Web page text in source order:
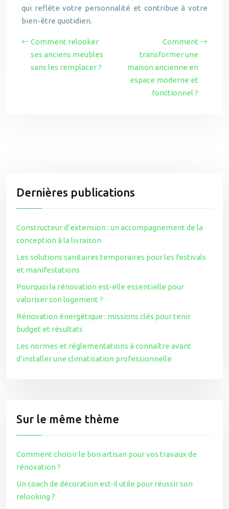
qui reflète votre personnalité et contribue à votre
bien-être quotidien.
Comment relooker
ses anciens meubles
sans les remplacer ?
Comment
transformer une
maison ancienne en
espace moderne et
fonctionnel ?
Dernières publications
Constructeur d’extension : un accompagnement de la
conception à la livraison
Les solutions sanitaires temporaires pour les festivals
et manifestations
Pourquoi la rénovation est-elle essentielle pour
valoriser son logement ?
Rénovation énergétique : missions clés pour tenir
budget et résultats
Les normes et réglementations à connaître avant
d’installer une climatisation professionnelle
Sur le même thème
Comment choisir le bon artisan pour vos travaux de
rénovation ?
Un coach de décoration est-il utile pour réussir son
relooking ?